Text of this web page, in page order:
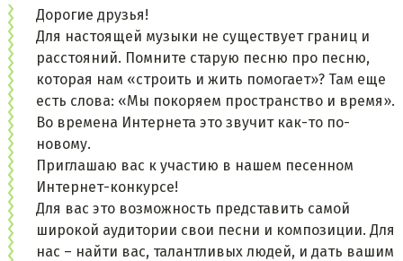
Дорогие друзья!
Для настоящей музыки не существует границ и
расстояний. Помните старую песню про песню,
которая нам «строить и жить помогает»? Там еще
есть слова: «Мы покоряем пространство и время».
Во времена Интернета это звучит как-то по-
новому.
Приглашаю вас к участию в нашем песенном
Интернет-конкурсе!
Для вас это возможность представить самой
широкой аудитории свои песни и композиции. Для
нас – найти вас, талантливых людей, и дать вашим